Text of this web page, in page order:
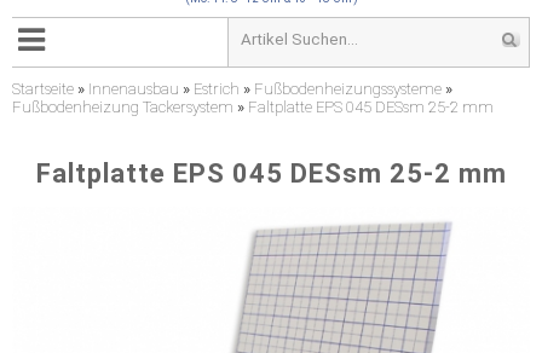
Startseite » Innenausbau » Estrich » Fußbodenheizungssysteme »
Fußbodenheizung Tackersystem » Faltplatte EPS 045 DESsm 25-2 mm
Faltplatte EPS 045 DESsm 25-2 mm